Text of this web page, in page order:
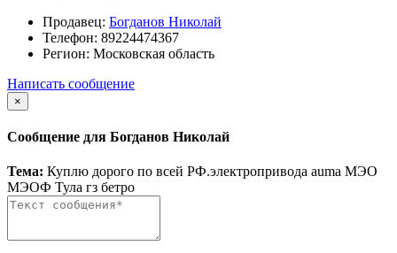
Продавец: Богданов Николай
Телефон: 89224474367
Регион: Московская область
Написать сообщение
×
Сообщение для Богданов Николай
Тема: Куплю дорого по всей РФ.электропривода auma МЭО
МЭОФ Тула гз бетро